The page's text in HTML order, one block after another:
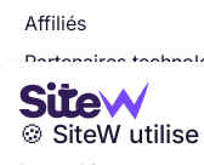
Affiliés
Partenaires
Postulez
🍪 SiteW